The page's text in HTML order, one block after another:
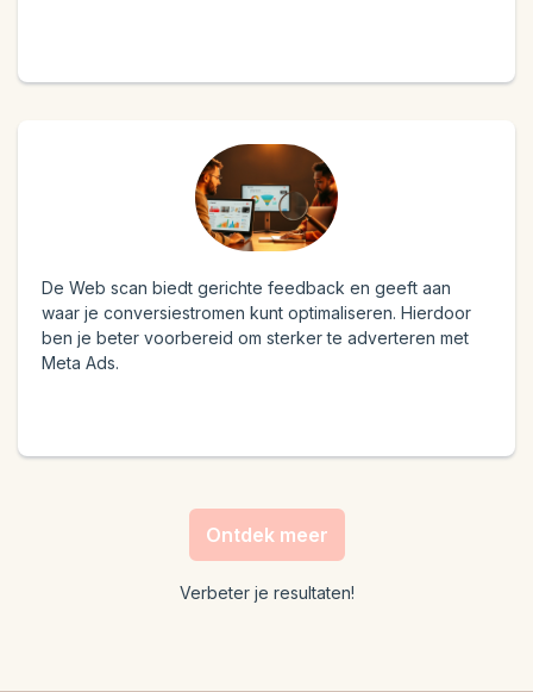
De Web scan biedt gerichte feedback en geeft aan
waar je conversiestromen kunt optimaliseren. Hierdoor
ben je beter voorbereid om sterker te adverteren met
Meta Ads.
Ontdek meer
Verbeter je resultaten!